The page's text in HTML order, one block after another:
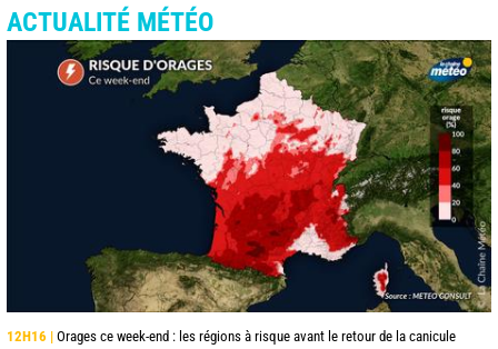
ACTUALITÉ MÉTÉO
12H16 | Orages ce week-end : les régions à risque avant le retour de la canicule